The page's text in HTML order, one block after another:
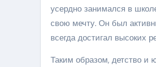
усердно занимался в
свою мечту. Он был
всегда достигал высоких
Таким образом, детство и